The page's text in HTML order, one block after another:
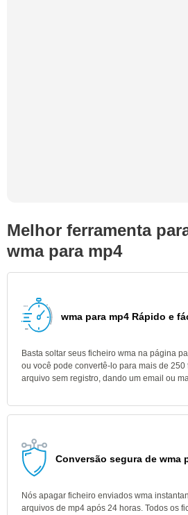
Melhor ferramenta
wma para mp4
wma para mp4 Rápido e
Basta soltar seus ficheiro wma na página
ou você pode convertê-lo para mais de 250
arquivo sem registro, dando um email ou
Conversão segura de wma
Nós apagar ficheiro enviados wma
arquivos de mp4 após 24 horas. Todos os